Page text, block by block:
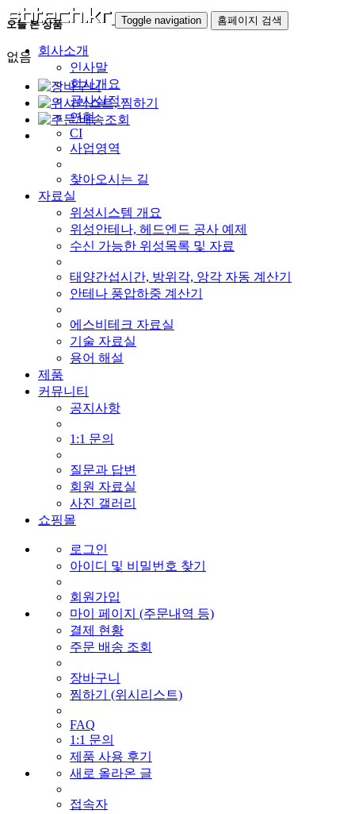
Toggle navigation 홈페이지 검색
회사소개
인사말
회사개요
공사실적
연혁
CI
사업영역
찾아오시는 길
자료실
위성시스템 개요
위성안테나, 헤드엔드 공사 예제
수신 가능한 위성목록 및 자료
태양간섭시간, 방위각, 앙각 자동 계산기
안테나 풍압하중 계산기
에스비테크 자료실
기술 자료실
용어 해설
제품
커뮤니티
공지사항
1:1 문의
질문과 답변
회원 자료실
사진 갤러리
쇼핑몰
로그인
아이디 및 비밀번호 찾기
회원가입
마이 페이지 (주문내역 등)
결제 현황
주문 배송 조회
장바구니
찜하기 (위시리스트)
FAQ
1:1 문의
제품 사용 후기
새로 올라온 글
접속자
오늘 본 상품
없음